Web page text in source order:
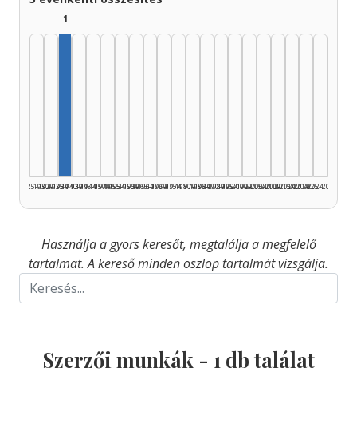
1925–1929
1930–1934
1
1935–1939
1940–1944
1945–1949
1950–1954
1955–1959
1960–1964
1965–1969
1970–1974
1975–1979
1980–1984
1985–1989
1990–1994
1995–1999
2000–2004
2005–2009
2010–2014
2015–2019
2020–2024
2025–2026
Használja a gyors keresőt, megtalálja a megfelelő
tartalmat. A kereső minden oszlop tartalmát vizsgálja.
Szerzői munkák - 1 db találat